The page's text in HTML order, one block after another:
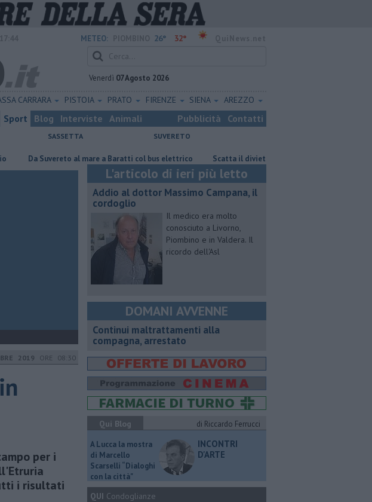
METEO: 26° 32°
Venerdì 07 Agosto 2026
CARRARA PISTOIA PRATO FIRENZE SIENA AREZZO
Sport Blog Interviste Animali Pubblicità Contatti
SASSETTA SUVERETO
Suvereto al mare a Baratti col bus elettrico Scatta il divieto di dimora per il senzatetto
2019 ORE 08:30
per i
i risultati
L'articolo di ieri più letto
Addio al dottor Massimo Campana, il
cordoglio
Il medico era molto
conosciuto a Livorno,
Piombino e in Valdera. Il
ricordo dell'Asl
DOMANI AVVENNE
Continui maltrattamenti alla
compagna, arrestato
Qui Blog
di Riccardo Ferrucci
A Lucca la mostra
di Marcello
Scarselli “Dialoghi
con la città"
INCONTRI
D'ARTE
QUI Condoglianze